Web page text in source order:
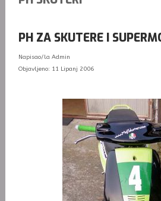
PH ZA SKUTERE I
Napisao/la Admin
Objavljeno: 11 Lipanj 2006